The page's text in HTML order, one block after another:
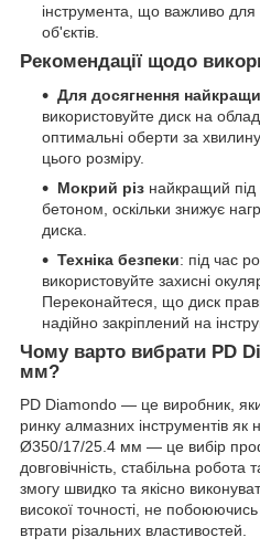
інструмента, що важливо для
об'єктів.
Рекомендації щодо
Для досягнення
використовуйте диск на
оптимальні оберти за
цього розміру.
Мокрий різ найкращий під
бетоном, оскільки знижує
диска.
Техніка безпеки: під час
використовуйте захисні
Переконайтеся, що диск
надійно закріплений на
Чому варто вибрати PD
мм?
PD Diamondo — це виробник,
ринку алмазних інструментів як
Ø350/17/25.4 мм — це вибір
довговічність, стабільна робота
змогу швидко та якісно
високої точності, не
втрати різальних властивостей.